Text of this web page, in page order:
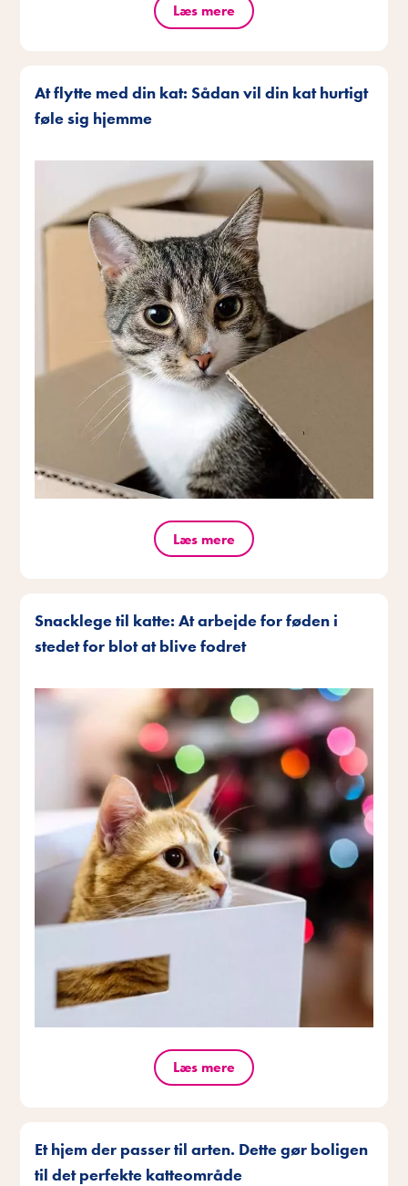
Læs mere
At flytte med din kat: Sådan vil din kat hurtigt
føle sig hjemme
Læs mere
Snacklege til katte: At arbejde for føden i
stedet for blot at blive fodret
Læs mere
Et hjem der passer til arten. Dette gør boligen
til det perfekte katteområde